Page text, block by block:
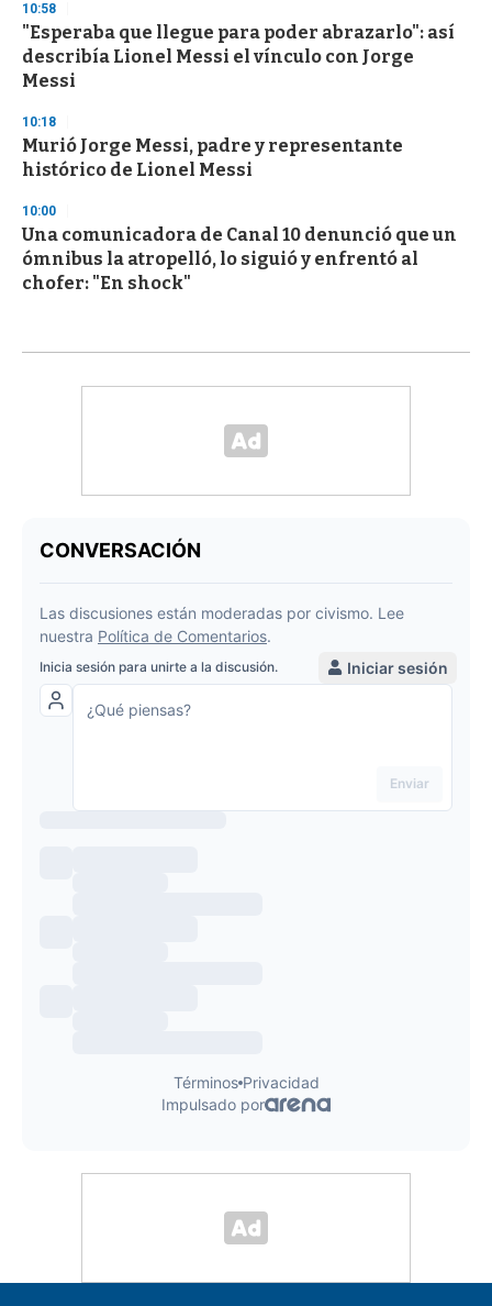
10:58
"Esperaba que llegue para poder abrazarlo": así
describía Lionel Messi el vínculo con Jorge
Messi
10:18
Murió Jorge Messi, padre y representante
histórico de Lionel Messi
10:00
Una comunicadora de Canal 10 denunció que un
ómnibus la atropelló, lo siguió y enfrentó al
chofer: "En shock"